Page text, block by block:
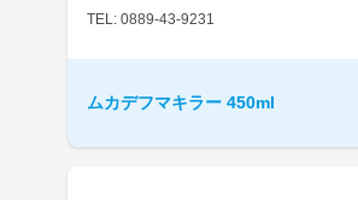
TEL: 0889-43-9231
ムカデフマキラー 450ml